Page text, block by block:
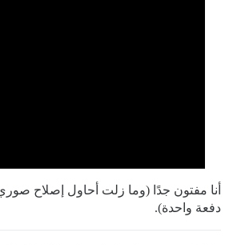
أنا مفتون جدًا (وما زلت أحاول إصلاح
دفعة واحدة).